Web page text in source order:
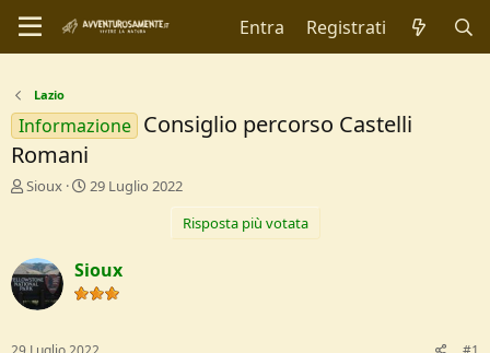
Entra Registrati
Lazio
Informazione Consiglio percorso Castelli
Romani
C
t
o
r
D
Sioux
D
d
I
i
29 Luglio 2022
Risposta più votata
Sioux